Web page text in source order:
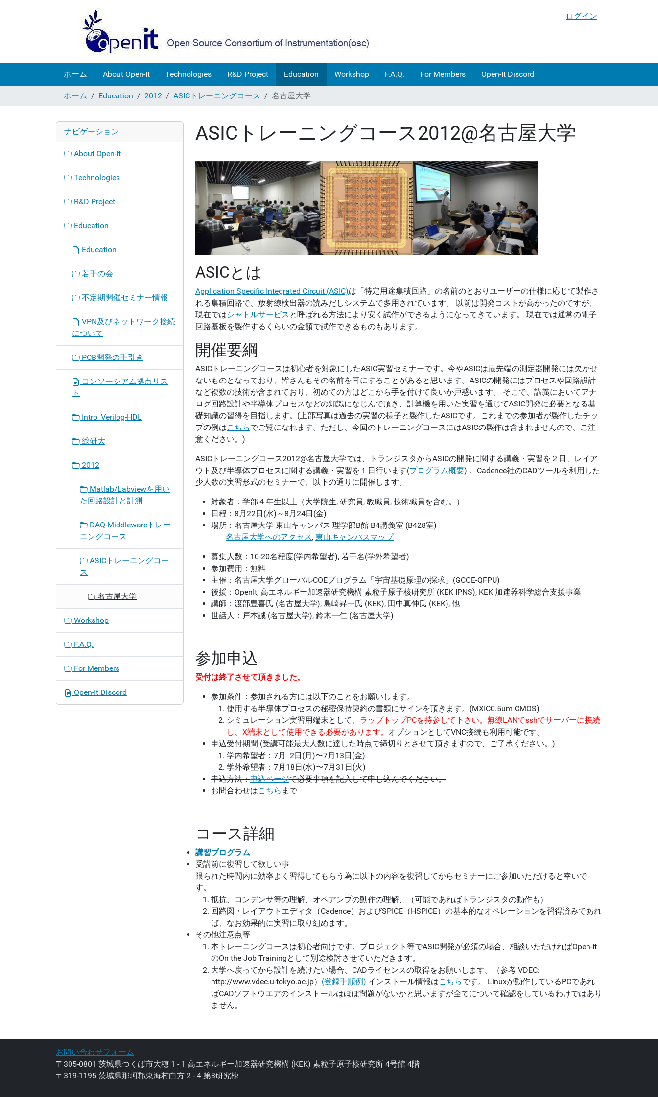
ログイン
ホーム About Open-It Technologies R&D Project Education Workshop F.A.Q. For Members Open-It Discord
ホーム Education 2012 ASICトレーニングコース 名古屋大学
ASICトレーニングコース2012@名古屋大学
ASICとは
Application Specific Integrated Circuit (ASIC)は「特定用途集積回路」の名前のとおりユーザーの仕様に応じて製作さ
れる集積回路で、放射線検出器の読みだしシステムで多用されています。 以前は開発コストが高かったのですが、
現在ではシャトルサービス と呼ばれる方法により安く試作ができるようになってきています。 現在では通常の電子
回路基板を製作するくらいの金額で試作できるものもあります。
開催要綱
ASICトレーニングコースは初心者を対象にしたASIC実習セミナーです。今やASICは最先端の測定器開発には欠かせ
ないものとなっており、皆さんもその名前を耳にすることがあると思います。ASICの開発にはプロセスや回路設計
など複数の技術が含まれており、初めての方はどこから手を付けて良いか戸惑います。 そこで、講義においてアナ
ログ回路設計や半導体プロセスなどの知識になじんで頂き、計算機を用いた実習を通じてASIC開発に必要となる基
礎知識の習得を目指します。(上部写真は過去の実習の様子と製作したASICです。これまでの参加者が製作したチッ
プの例はこちらでご覧になれます。ただし、今回のトレーニングコースにはASICの製作は含まれませんので、ご注
意ください。)
ASICトレーニングコース2012@名古屋大学では、トランジスタからASICの開発に関する講義・実習を２日、レイア
ウト及び半導体プロセスに関する講義・実習を１日行います(プログラム概要) 。Cadence社のCADツールを利用した
少人数の実習形式のセミナーで、以下の通りに開催します。
対象者：学部４年生以上（大学院生, 研究員, 教職員, 技術職員を含む。）
日程：8月22日(水)～8月24日(金)
場所：名古屋大学 東山キャンパス 理学部B館 B4講義室 (B428室)
名古屋大学へのアクセス, 東山キャンパスマップ
募集人数：10-20名程度(学内希望者), 若干名(学外希望者)
参加費用：無料
主催：名古屋大学グローバルCOEプログラム「宇宙基礎原理の探求」(GCOE-QFPU)
後援：OpenIt, 高エネルギー加速器研究機構 素粒子原子核研究所 (KEK IPNS), KEK 加速器科学総合支援事業
講師：渡部豊喜氏 (名古屋大学), 島崎昇一氏 (KEK), 田中真伸氏 (KEK), 他
世話人：戸本誠 (名古屋大学), 鈴木一仁 (名古屋大学)
参加申込
受付は終了させて頂きました。
参加条件：参加される方には以下のことをお願いします。
使用する半導体プロセスの秘密保持契約の書類にサインを頂きます。(MXIC0.5um CMOS)
シミュレーション実習用端末として、 ラップトップPCを持参して下さい。無線LANでsshでサーバーに接続
し、X端末として使用できる必要があります。 オプションとしてVNC接続も利用可能です。
申込受付期間 (受講可能最大人数に達した時点で締切りとさせて頂きますので、ご了承ください。)
学内希望者：7月 2日(月)〜7月13日(金)
学外希望者：7月18日(水)〜7月31日(火)
申込方法：申込ページで必要事項を記入して申し込んでください。
お問合わせはこちら まで
コース詳細
講習プログラム
受講前に復習して欲しい事
限られた時間内に効率よく習得してもらう為に以下の内容を復習してからセミナーにご参加いただけると幸いで
す。
抵抗、コンデンサ等の理解、オペアンプの動作の理解、（可能であればトランジスタの動作も）
回路図・レイアウトエディタ（Cadence）およびSPICE（HSPICE）の基本的なオペレーションを習得済みであれ
ば、なお効果的に実習に取り組めます。
その他注意点等
本トレーニングコースは初心者向けです。プロジェクト等でASIC開発が必須の場合、相談いただければOpen-It
のOn the Job Trainingとして別途検討させていただきます。
大学へ戻ってから設計を続けたい場合、CADライセンスの取得をお願いします。（参考 VDEC:
http://www.vdec.u-tokyo.ac.jp） (登録手順例) インストール情報はこちらです。 Linuxが動作しているPCであれ
ばCADソフトウエアのインストールはほぼ問題がないかと思いますが全てについて確認をしているわけではあり
ません。
ナビゲーション
About Open-It
Technologies
R&D Project
Education
Education
若手の会
不定期開催セミナー情報
VPN及びネットワーク接続
について
PCB開発の手引き
コンソーシアム拠点リス
ト
Intro_Verilog-HDL
総研大
2012
Matlab/Labviewを用い
た回路設計と計測
DAQ-Middlewareトレー
ニングコース
ASICトレーニングコー
ス
名古屋大学
Workshop
F.A.Q.
For Members
Open-It Discord
お問い合わせフォーム
〒305-0801 茨城県つくば市大穂 1 - 1 高エネルギー加速器研究機構 (KEK) 素粒子原子核研究所 4号館 4階
〒319-1195 茨城県那珂郡東海村白方 2 - 4 第3研究棟